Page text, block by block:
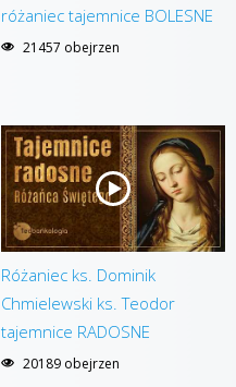
różaniec tajemnice BOLESNE
21457 obejrzen
Różaniec ks. Dominik
Chmielewski ks. Teodor
tajemnice RADOSNE
20189 obejrzen